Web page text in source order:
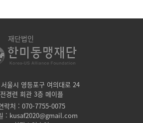
재단법인
울시 영등포구 여의대로 24
전경련 회관 3층 메이플
락처 : 070-7755-0075
: kusaf2020@gmail.com